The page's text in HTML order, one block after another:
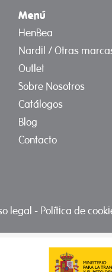
Menú
HenBea
Nardil / Otras
Outlet
Sobre Nosotros
Catálogos
Blog
Contacto
legal - Política de